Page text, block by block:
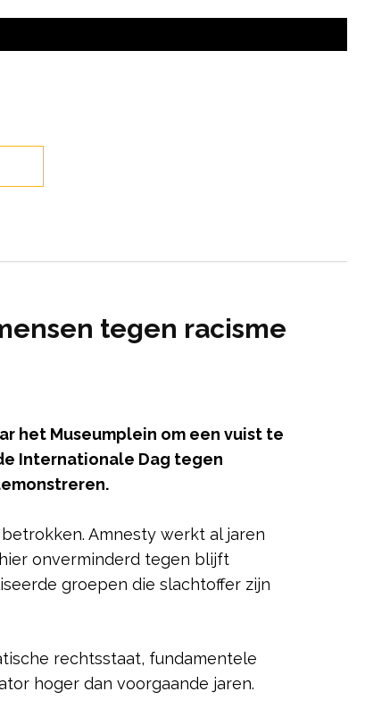
tegen racisme
het Museumplein om een vuist te
Internationale Dag tegen
Amnesty werkt al jaren
onverminderd tegen blijft
groepen die slachtoffer zijn
rechtsstaat, fundamentele
hoger dan voorgaande jaren.